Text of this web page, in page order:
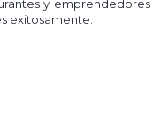
y emprendedores
exitosamente.